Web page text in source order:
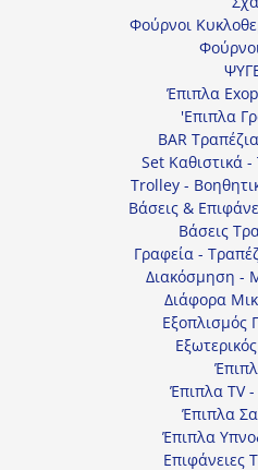
Φούρνοι
Έπιπλα
'Επιπλα
BAR
Set Καθιστικά -
Trolley -
Βάσεις &
Βάσεις
Γραφεία -
Διακόσμηση -
Διάφορα
Εξοπλισμός
Έπιπλα TV
Έπιπλα
Έπιπλα
Επιφάνειες